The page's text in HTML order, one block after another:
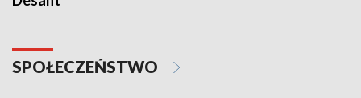
SPOŁECZEŃSTWO